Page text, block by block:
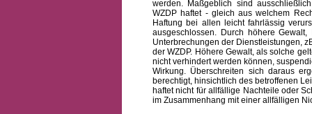
werden. Maßgeblich sind
WZDP haftet - gleich aus welchem
Haftung bei allen leicht fahrlässig
ausgeschlossen. Durch höhere
Unterbrechungen der Dienstleistungen,
der WZDP. Höhere Gewalt, als solche
nicht verhindert werden können,
Wirkung. Überschreiten sich daraus
berechtigt, hinsichtlich des betroffenen
haftet nicht für allfällige Nachteile oder
im Zusammenhang mit einer allfälligen